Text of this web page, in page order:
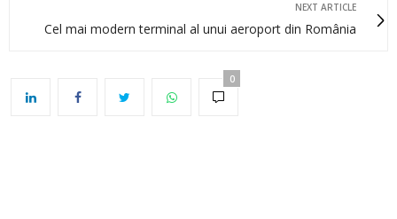
NEXT ARTICLE
Cel mai modern terminal al unui aeroport din România
0